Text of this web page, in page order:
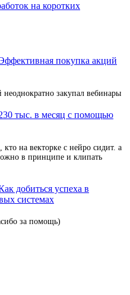
на коротких
покупка акций
неоднократно закупал вебинары
тыс. в месяц с помощью
на векторке с нейро сидит. а
в принципе и клипать
добиться успеха в
системах
за помощь)